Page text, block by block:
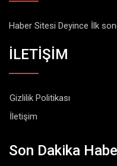
Haber Sitesi Deyince İlk
İLETİŞİM
Gizlilik Politikası
İletişim
Son Dakika